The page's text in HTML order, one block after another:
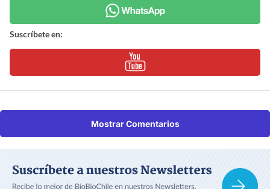
Suscríbete en:
Mostrar Comentarios